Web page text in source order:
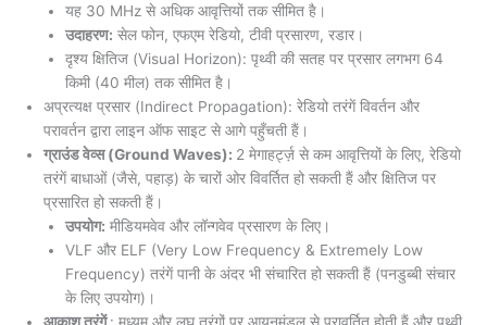
यह 30 MHz से अधिक आवृत्तियों तक सीमित है।
उदाहरण: सेल फोन, एफएम रेडियो, टीवी प्रसारण, रडार।
दृश्य क्षितिज (Visual Horizon): पृथ्वी की सतह पर प्रसार लगभग 64
किमी (40 मील) तक सीमित है।
अप्रत्यक्ष प्रसार (Indirect Propagation): रेडियो तरंगें विवर्तन और
परावर्तन द्वारा लाइन ऑफ साइट से आगे पहुँचती हैं।
ग्राउंड वेव्स (Ground Waves): 2 मेगाहर्ट्ज़ से कम आवृत्तियों के लिए, रेडियो
तरंगें बाधाओं (जैसे, पहाड़) के चारों ओर विवर्तित हो सकती हैं और क्षितिज पर
प्रसारित हो सकती हैं।
उपयोग: मीडियमवेव और लॉन्गवेव प्रसारण के लिए।
VLF और ELF (Very Low Frequency & Extremely Low
Frequency) तरंगें पानी के अंदर भी संचारित हो सकती हैं (पनडुब्बी संचार
के लिए उपयोग)।